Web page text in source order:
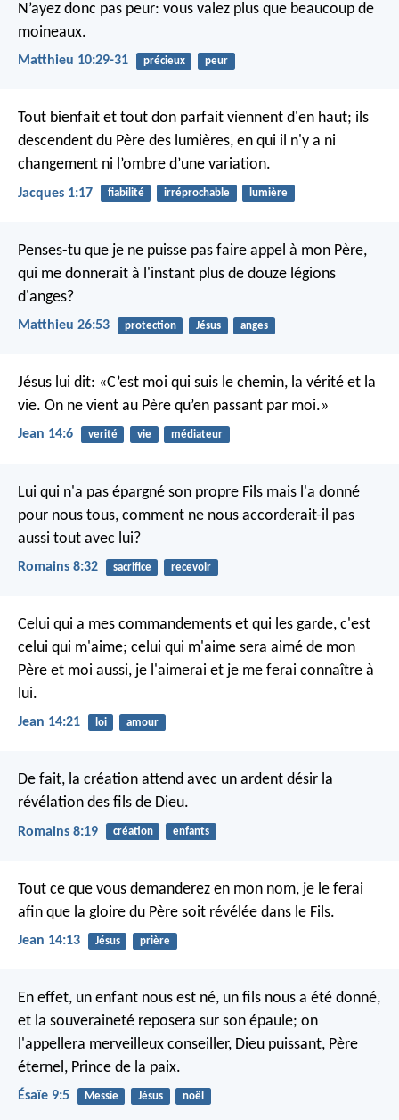
N’ayez donc pas peur: vous valez plus que beaucoup de
moineaux.
Matthieu 10:29-31 précieux peur
Tout bienfait et tout don parfait viennent d'en haut; ils
descendent du Père des lumières, en qui il n'y a ni
changement ni l’ombre d’une variation.
Jacques 1:17 fiabilité irréprochable lumière
Penses-tu que je ne puisse pas faire appel à mon Père,
qui me donnerait à l'instant plus de douze légions
d'anges?
Matthieu 26:53 protection Jésus anges
Jésus lui dit: «C’est moi qui suis le chemin, la vérité et la
vie. On ne vient au Père qu’en passant par moi.»
Jean 14:6 verité vie médiateur
Lui qui n'a pas épargné son propre Fils mais l'a donné
pour nous tous, comment ne nous accorderait-il pas
aussi tout avec lui?
Romains 8:32 sacrifice recevoir
Celui qui a mes commandements et qui les garde, c'est
celui qui m'aime; celui qui m'aime sera aimé de mon
Père et moi aussi, je l'aimerai et je me ferai connaître à
lui.
Jean 14:21 loi amour
De fait, la création attend avec un ardent désir la
révélation des fils de Dieu.
Romains 8:19 création enfants
Tout ce que vous demanderez en mon nom, je le ferai
afin que la gloire du Père soit révélée dans le Fils.
Jean 14:13 Jésus prière
En effet, un enfant nous est né, un fils nous a été donné,
et la souveraineté reposera sur son épaule; on
l'appellera merveilleux conseiller, Dieu puissant, Père
éternel, Prince de la paix.
Ésaïe 9:5 Messie Jésus noël